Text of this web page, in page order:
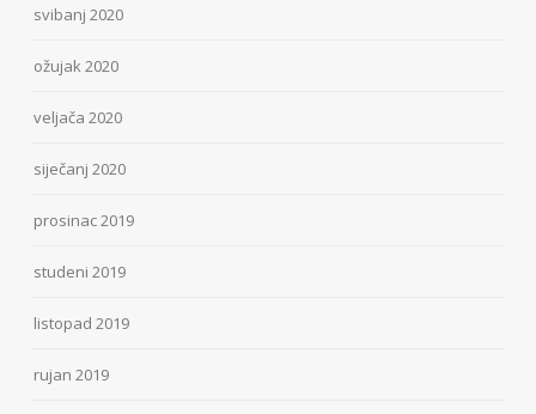
svibanj 2020
ožujak 2020
veljača 2020
siječanj 2020
prosinac 2019
studeni 2019
listopad 2019
rujan 2019